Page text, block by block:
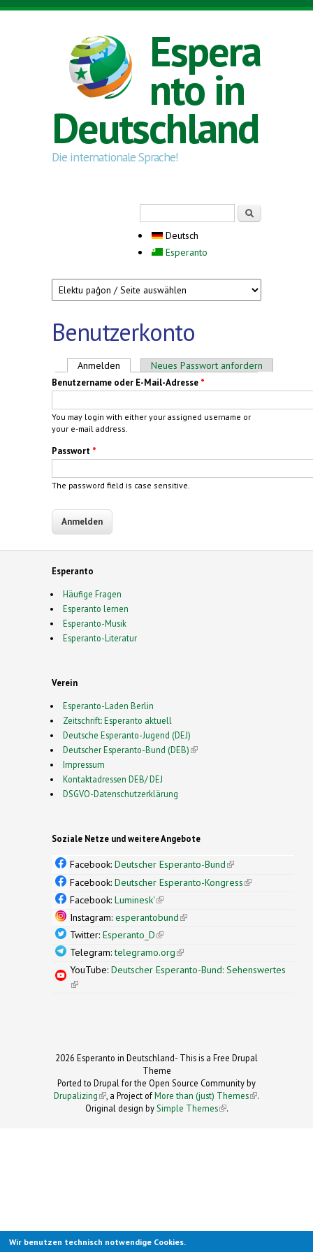
Direkt zum Inhalt
Espera
nto in
Deutschland
Die internationale Sprache!
Deutsch
Esperanto
Benutzerkonto
Haupt-Reiter
Anmelden (aktiver Reiter)
Neues Passwort anfordern
Benutzername oder E-Mail-Adresse *
You may login with either your assigned username or
your e-mail address.
Passwort *
The password field is case sensitive.
Esperanto
Häufige Fragen
Esperanto lernen
Esperanto-Musik
Esperanto-Literatur
Verein
Esperanto-Laden Berlin
Zeitschrift: Esperanto aktuell
Deutsche Esperanto-Jugend (DEJ)
Deutscher Esperanto-Bund (DEB)(link is external)
Impressum
Kontaktadressen DEB/ DEJ
DSGVO-Datenschutzerklärung
Soziale Netze und weitere Angebote
Facebook: Deutscher Esperanto-Bund(link is
external)
Facebook: Deutscher Esperanto-Kongress(link is
Facebook: Luminesk'(link is external)
Instagram: esperantobund(link is external)
Twitter: Esperanto_D(link is external)
Telegram:telegramo.org(link is external)
YouTube: Deutscher Esperanto-Bund: Sehenswertes
(link is external)
2026 Esperanto in Deutschland- This is a Free Drupal
Theme
Ported to Drupal for the Open Source Community by
Drupalizing(link is external)
, a Project ofMore than (just) Themes (link is
.
Original design by Simple Themes
(link is
.
Wir benutzen technisch notwendige Cookies.